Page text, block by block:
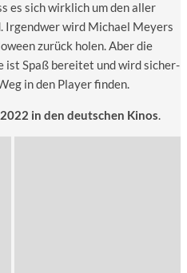
es sich wirk­lich um den aller
Irgend­wer wird Micha­el Mey­ers
zurück holen. Aber die
ist Spaß berei­tet und wird sicher­
in den Play­er finden.
in den deut­schen Kinos.